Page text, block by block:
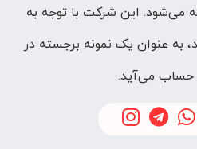
می‌شود. این شرکت با توجه به
به عنوان یک نمونه برجسته در
حساب می‌آید.